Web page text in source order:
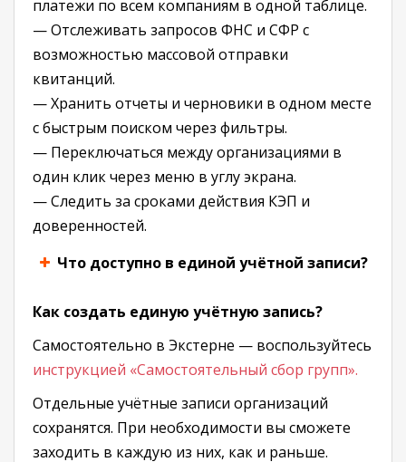
платежи по всем компаниям в одной таблице.
— Отслеживать запросов ФНС и СФР с
возможностью массовой отправки
квитанций.
— Хранить отчеты и черновики в одном месте
с быстрым поиском через фильтры.
— Переключаться между организациями в
один клик через меню в углу экрана.
— Следить за сроками действия КЭП и
доверенностей.
Что доступно в единой учётной записи?
Как создать единую учётную запись?
Самостоятельно в Экстерне — воспользуйтесь
инструкцией «Самостоятельный сбор групп».
Отдельные учётные записи организаций
сохранятся. При необходимости вы сможете
заходить в каждую из них, как и раньше.